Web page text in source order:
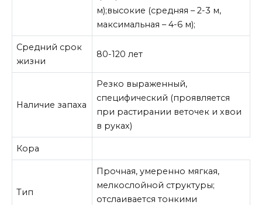
м);высокие (средняя – 2-3 м,
максимальная – 4-6 м);
Средний срок
жизни
80-120 лет
Наличие запаха
Резко выраженный,
специфический (проявляется
при растирании веточек и хвои
в руках)
Кора
Тип
Прочная, умеренно мягкая,
мелкослойной структуры;
отслаивается тонкими